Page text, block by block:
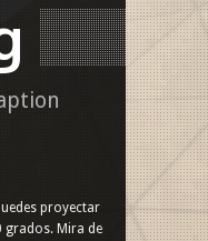
proyectar
grados. Mira de